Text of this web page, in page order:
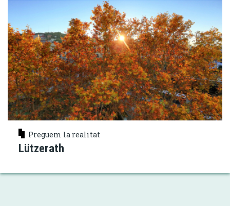
Preguem la realitat
Lützerath